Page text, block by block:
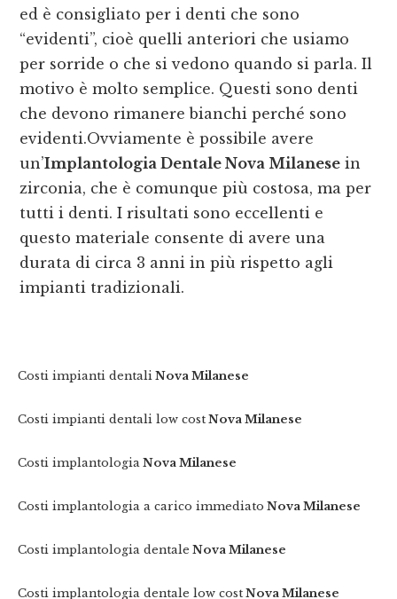
ed è consigliato per i denti che sono
“evidenti”, cioè quelli anteriori che usiamo
per sorride o che si vedono quando si parla. Il
motivo è molto semplice. Questi sono denti
che devono rimanere bianchi perché sono
evidenti.Ovviamente è possibile avere
un’Implantologia Dentale Nova Milanese in
zirconia, che è comunque più costosa, ma per
tutti i denti. I risultati sono eccellenti e
questo materiale consente di avere una
durata di circa 3 anni in più rispetto agli
impianti tradizionali.
Costi impianti dentali Nova Milanese
Costi impianti dentali low cost Nova Milanese
Costi implantologia Nova Milanese
Costi implantologia a carico immediato Nova Milanese
Costi implantologia dentale Nova Milanese
Costi implantologia dentale low cost Nova Milanese